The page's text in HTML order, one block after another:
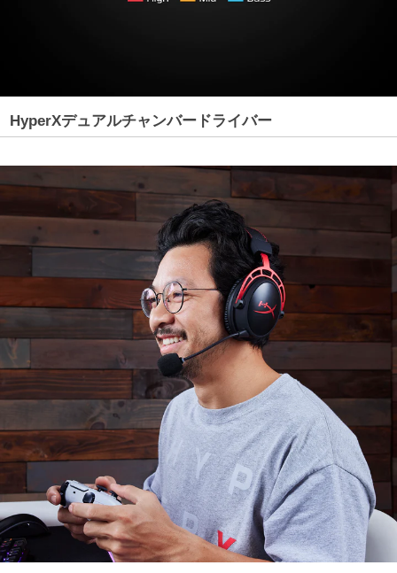
HyperXデュアルチャンバードライバー